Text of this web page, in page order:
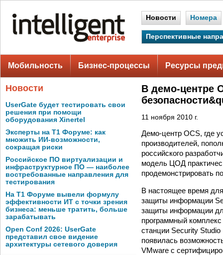
Новости Номера
Перспективные
Мобильность Бизнес-процессы Ресурсы
Новости
UserGate будет тестировать свои
решения при помощи
оборудования Xinertel
Эксперты на Т1 Форуме: как
множить ИИ-возможности,
сокращая риски
Российское ПО виртуализации и
инфраструктурное ПО — наиболее
востребованные направления для
тестирования
На Т1 Форуме вывели формулу
эффективности ИТ с точки зрения
бизнеса: меньше тратить, больше
зарабатывать
Open Conf 2026: UserGate
представил свое видение
архитектуры сетевого доверия
В демо-центре
11 ноября 2010 г.
Демо-центр OCS, где
производителей,
российского
модель ЦОД
продемонстрировать
В настоящее время
защиты информации
защиты информации
программный
станции Security
появилась
VMware с